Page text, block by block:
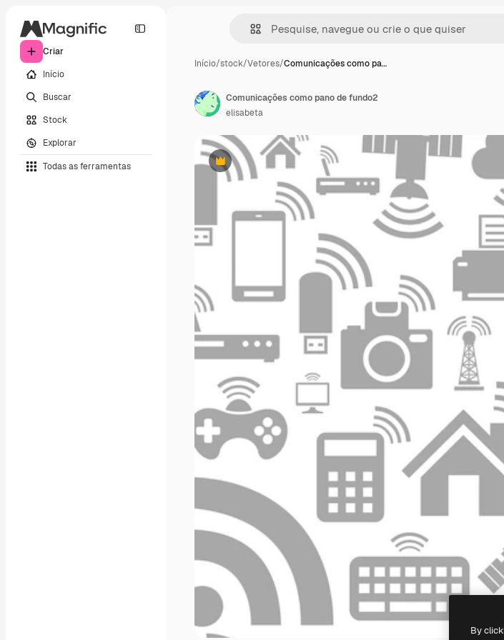
Criar
Início
Buscar
Stock
Explorar
Todas as ferramentas
Início/stock/Vetores/Comunicações como pa…
Premium
Comunicações como pano de fundo2
elisabeta
By